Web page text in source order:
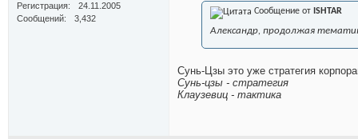
Регистрация
24.11.2005
Сообщений
3,432
Сообщение от ISHTAR
Александр, продолжая
Сунь-Цзы это уже стратегия
Сунь-цзы - стратегия
Клаузевиц - тактика